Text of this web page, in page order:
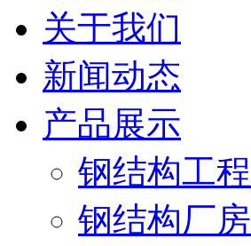
关于我们
新闻动态
产品展示
钢结构工程
钢结构厂房